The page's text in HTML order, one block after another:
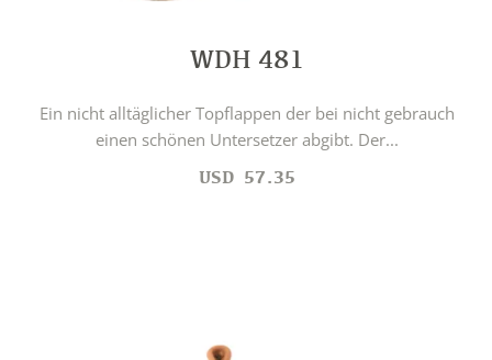
WDH 481
Ein nicht alltäglicher Topflappen der bei nicht gebrauch
einen schönen Untersetzer abgibt. Der...
USD 57.35